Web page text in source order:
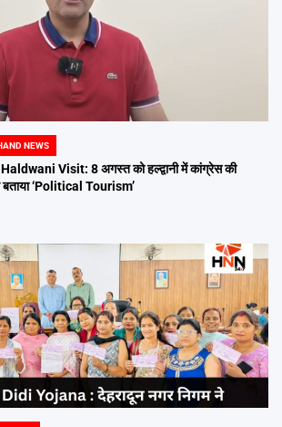
NEWS
Visit: 8 अगस्त को हल्द्वानी में कांग्रेस की
बताया ‘Political Tourism’